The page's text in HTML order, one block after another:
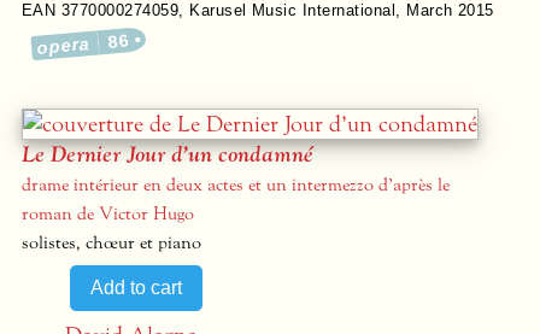
EAN 3770000274059
Karusel Music International March 2015
opera 86
Le Dernier Jour d’un condamné
drame intérieur en deux actes et un intermezzo d’après le
roman de Victor Hugo
solistes, chœur et piano